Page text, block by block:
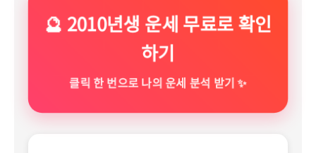
🔮 2010년생 운세 무료로 확인
하기
클릭 한 번으로 나의 운세 분석 받기 ✨